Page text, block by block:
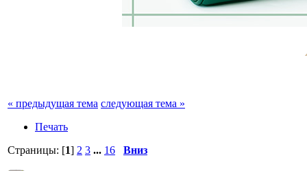
« предыдущая тема следующая тема »
Печать
Страницы: [1] 2 3 ... 16 Вниз